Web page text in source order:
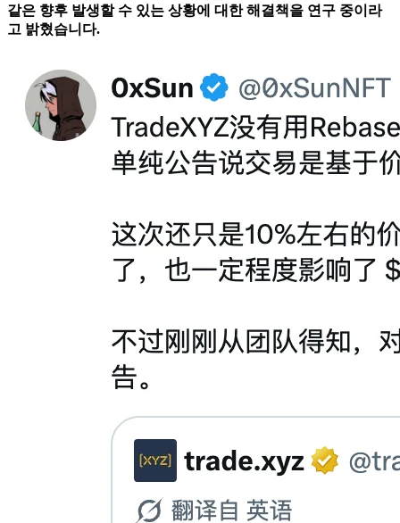
같은 향후 발생할 수 있는 상황에 대한 해결책을 연구 중이라
고 밝혔습니다.